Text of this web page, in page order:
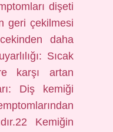
dişeti
geri çekilmesi
daha
Sıcak
karşı artan
Diş kemiği
Kemiğin